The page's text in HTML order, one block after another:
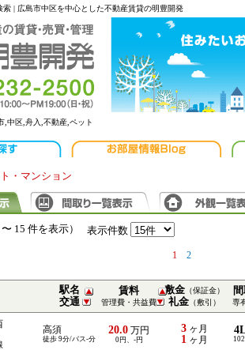
索 | 広島市中区を中心とした不動産賃貸の明豊開発
,中区,舟入,不動産,ペット
・マンション
〜 15 件を表示） 表示件数
1 2
駅名
交通
賃料
管理費・共益費
敷金 （保証金）
礼金 （敷引） 専
高須
徒歩 9分/バス-分
20.0 万円
0円、-円
3 ヶ月
1 ヶ月